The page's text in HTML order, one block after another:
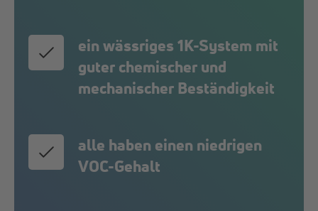
ein wässriges 1K-System mit
guter chemischer und
mechanischer Beständigkeit
alle haben einen niedrigen
VOC-Gehalt